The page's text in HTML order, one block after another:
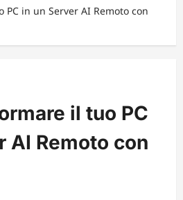
in un Server AI Remoto con
il tuo PC
AI Remoto con